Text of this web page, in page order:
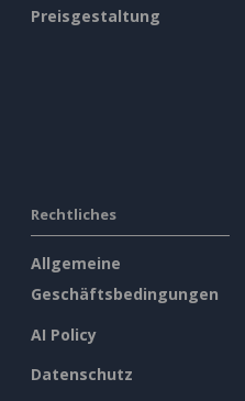
Preisgestaltung
Rechtliches
Allgemeine
Geschäftsbedingungen
AI Policy
Datenschutz